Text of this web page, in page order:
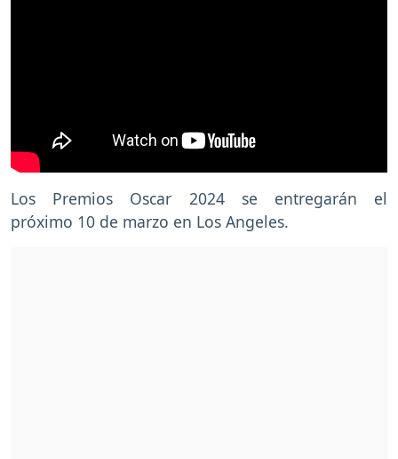
Los Premios Oscar 2024 se entregarán el
próximo 10 de marzo en Los Angeles.